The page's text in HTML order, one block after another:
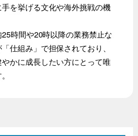
を挙げる文化や海外挑戦の機
時間や20時以降の業務禁止な
仕組み」で担保されており、
かに成長したい方にとって唯